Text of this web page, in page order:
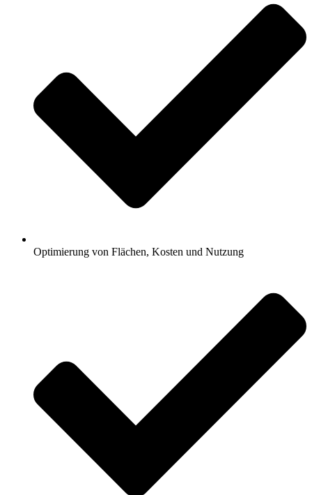
Optimierung von Flächen, Kosten und Nutzung